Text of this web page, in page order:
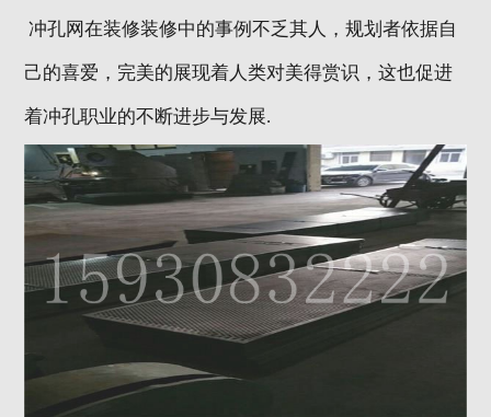
冲孔网在装修装修中的事例不乏其人，规划者依据自
己的喜爱，完美的展现着人类对美得赏识，这也促进
着冲孔职业的不断进步与发展.